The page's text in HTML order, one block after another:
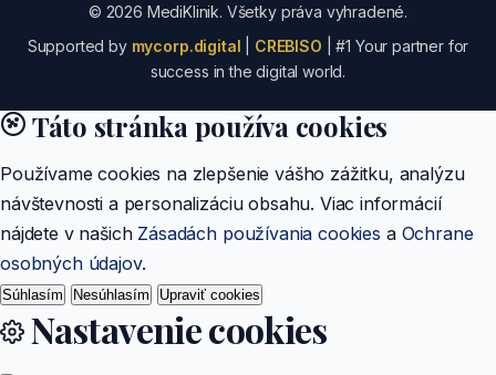
© 2026 MediKlinik. Všetky práva vyhradené.
Supported by mycorp.digital CREBISO | #1 Your partner for
success in the digital world.
Táto stránka používa cookies
Používame cookies na zlepšenie vášho zážitku, analýzu
návštevnosti a personalizáciu obsahu. Viac informácií
nájdete v našich Zásadách používania cookies a Ochrane
osobných údajov.
Súhlasím Nesúhlasím Upraviť cookies
Nastavenie cookies